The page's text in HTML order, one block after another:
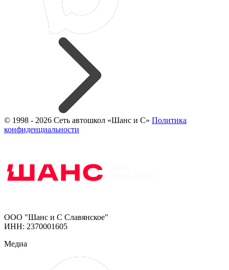
© 1998 - 2026 Сеть автошкол «Шанс и С» Политика
конфиденциальности
ООО "Шанс и С Славянское"
ИНН: 2370001605
Медиа